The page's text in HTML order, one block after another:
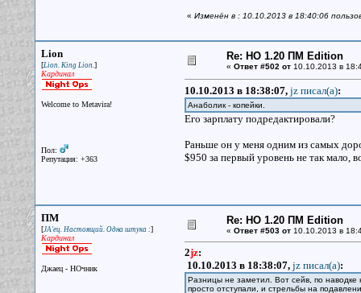
« Изменён в : 10.10.2013 в 18:40:06
Lion
[Lion. King Lion.]
Кардинал
Welcome to Metavira!
Пол:
Репутация: +363
Re: НО 1.20 ПМ Edition
« Ответ #502 от10.10.2013 в
10.10.2013 в 18:38:07, jz писал(a):
Анаболик - копейки.
Его зарплату подредактировали?
Раньше он у меня одним из самых
$950 за первый уровень не так мало,
ПМ
[JA'ец. Настоящий. Одна штука :]
Кардинал
Джаец - НОчник
Re: НО 1.20 ПМ Edition
« Ответ #503 от10.10.2013 в
2jz:
10.10.2013 в 18:38:07, jz писал(a):
Разницы не заметил. Вот сейв, по наводке
просто отступали, и стрельбы на